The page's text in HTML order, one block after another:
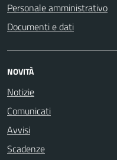
Personale amministrativo
Documenti e dati
NOVITÀ
Notizie
Comunicati
Avvisi
Scadenze